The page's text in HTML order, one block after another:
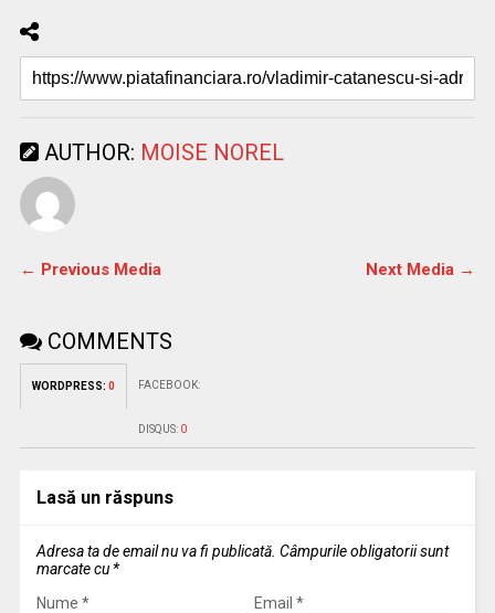
AUTHOR: MOISE NOREL
← Previous Media Next Media →
COMMENTS
WORDPRESS: 0 FACEBOOK:
DISQUS: 0
Lasă un răspuns
Adresa ta de email nu va fi publicată. Câmpurile obligatorii sunt
marcate cu *
Nume * Email *